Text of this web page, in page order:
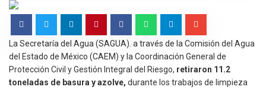
La Secretaría del Agua (SAGUA). a través de la Comisión del Agua
del Estado de México (CAEM) y la Coordinación General de
Protección Civil y Gestión Integral del Riesgo, retiraron 11.2
toneladas de basura y azolve, durante los trabajos de limpieza